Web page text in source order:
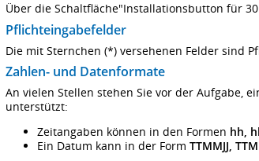
Über die Schaltfläche"Installationsbutton für
Pflichteingabefelder
Die mit Sternchen (*) versehenen Felder sind
Zahlen- und Datenformate
An vielen Stellen stehen Sie vor der Aufgabe,
unterstützt:
Zeitangaben können in den Formen hh,
Ein Datum kann in der Form TTMMJJ,